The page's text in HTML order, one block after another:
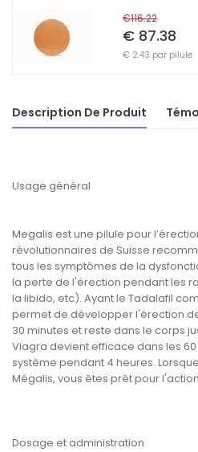
€116.22
€ 87.38
€ 2.43 par pilule
Description De Produit
Usage général
Megalis est une pilule pour
révolutionnaires de Suisse
tous les symptômes de la
la perte de l'érection pendant les
la libido, etc). Ayant le Tadalafil
permet de développer l'érection
30 minutes et reste dans le corps
Viagra devient efficace dans les
système pendant 4 heures.
Mégalis, vous êtes prêt pour
Dosage et administration